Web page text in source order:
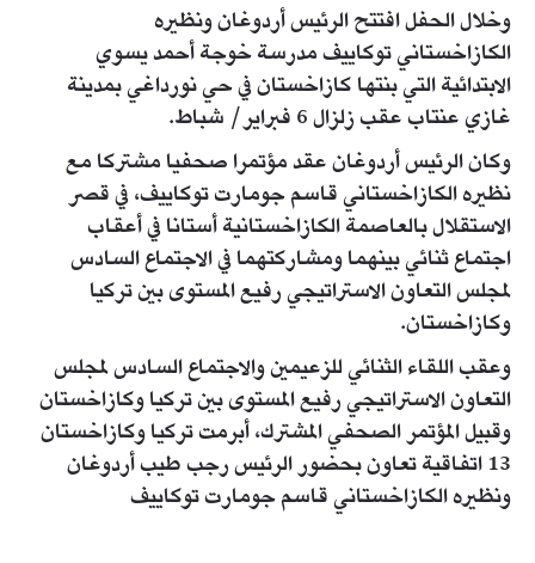
وخلال الحفل افتتح الرئيس أردوغان ونظيره
الكازاخستاني توكاييف مدرسة خوجة أحمد يسوي
الابتدائية التي بنتها كازاخستان في حي نورداغي بمدينة
غازي عنتاب عقب زلزال 6 فبراير/ شباط.
وكان الرئيس أردوغان عقد مؤتمرا صحفيا مشتركا مع
نظيره الكازاخستاني قاسم جومارت توكاييف، في قصر
الاستقلال بالعاصمة الكازاخستانية أستانا في أعقاب
اجتماع ثنائي بينهما ومشاركتهما في الاجتماع السادس
لمجلس التعاون الاستراتيجي رفيع المستوى بين تركيا
وكازاخستان.
وعقب اللقاء الثنائي للزعيمين والاجتماع السادس لمجلس
التعاون الاستراتيجي رفيع المستوى بين تركيا وكازاخستان
وقبيل المؤتمر الصحفي المشترك، أبرمت تركيا وكازاخستان
13 اتفاقية تعاون بحضور الرئيس رجب طيب أردوغان
ونظيره الكازاخستاني قاسم جومارت توكاييف